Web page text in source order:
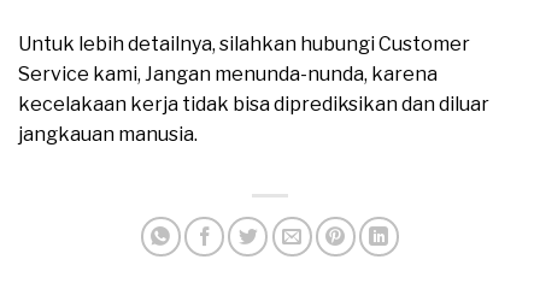
Untuk lebih detailnya, silahkan hubungi Customer
Service kami, Jangan menunda-nunda, karena
kecelakaan kerja tidak bisa diprediksikan dan diluar
jangkauan manusia.